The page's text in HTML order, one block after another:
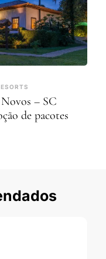
– SC
de pacotes